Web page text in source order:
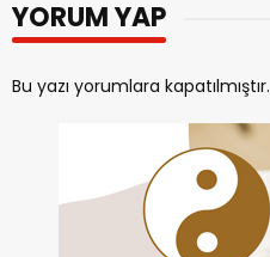
YORUM YAP
Bu yazı yorumlara kapatılmıştır.